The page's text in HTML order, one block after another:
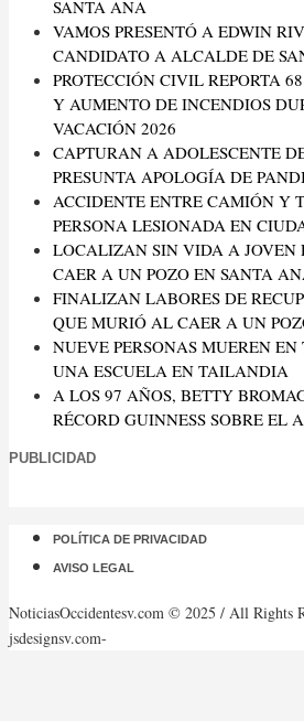
SANTA ANA
VAMOS PRESENTÓ A EDWIN
CANDIDATO A ALCALDE DE
PROTECCIÓN CIVIL REPORTA
Y AUMENTO DE INCENDIOS
VACACIÓN 2026
CAPTURAN A ADOLESCENTE
PRESUNTA APOLOGÍA DE
ACCIDENTE ENTRE CAMIÓN Y
PERSONA LESIONADA EN
LOCALIZAN SIN VIDA A JOVEN
CAER A UN POZO EN SANTA
FINALIZAN LABORES DE
QUE MURIÓ AL CAER A UN
NUEVE PERSONAS MUEREN
UNA ESCUELA EN TAILANDIA
A LOS 97 AÑOS, BETTY
RÉCORD GUINNESS SOBRE EL
PUBLICIDAD
POLÍTICA DE PRIVACIDAD
AVISO LEGAL
NoticiasOccidentesv.com © 2025 / All Rights
jsdesignsv.com-